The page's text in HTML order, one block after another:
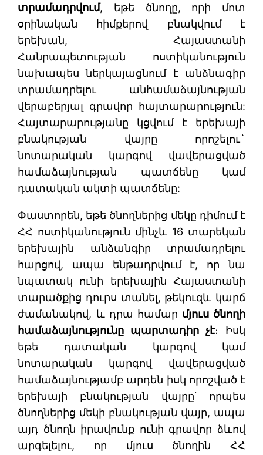
տրամադրվում, եթե ծնողը, որի մոտ
օրինական հիմքերով բնակվում է
երեխան, Հայաստանի
Հանրապետության ոստիկանություն
նախապես ներկայացնում է անձնագիր
տրամադրելու անհամաձայնության
վերաբերյալ գրավոր հայտարարություն:
Հայտարարությանը կցվում է երեխայի
բնակության վայրը որոշելու`
նոտարական կարգով վավերացված
համաձայնության պատճենը կամ
դատական ակտի պատճենը:
Փաստորեն, եթե ծնողներից մեկը դիմում է
ՀՀ ոստիկանություն մինչև 16 տարեկան
երեխային անձանգիր տրամադրելու
հարցով, ապա ենթադրվում է, որ նա
նպատակ ունի երեխային Հայաստանի
տարածքից դուրս տանել, թեկուզև կարճ
ժամանակով, և դրա համար մյուս ծնողի
համաձայնությունը պարտադիր չէ։ Իսկ
եթե դատական կարգով կամ
նոտարական կարգով վավերացված
համաձայնությամբ արդեն իսկ որոշված է
երեխայի բնակության վայրը՝ որպես
ծնողներից մեկի բնակության վայր, ապա
այդ ծնողն իրավունք ունի գրավոր ձևով
արգելելու, որ մյուս ծնողին ՀՀ